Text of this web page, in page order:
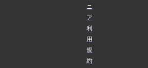
ニ
ア
利
用
規
約